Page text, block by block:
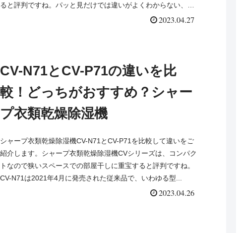
ると評判ですね。パッと見だけでは違いがよくわからない、
2023.04.27
CV-N71とCV-P71の違いを比
較！どっちがおすすめ？シャー
プ衣類乾燥除湿機
シャープ衣類乾燥除湿機CV-N71とCV-P71を比較して違いをご
紹介します。シャープ衣類乾燥除湿機CVシリーズは、コンパク
トなので狭いスペースでの部屋干しに重宝すると評判ですね。
CV-N71は2021年4月に発売された従来品で、いわゆる型...
2023.04.26